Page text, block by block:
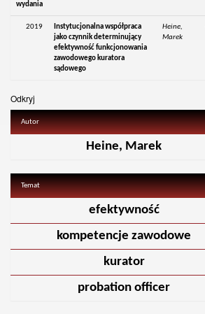
wydania
2019
Instytucjonalna współpraca
jako czynnik determinujący
efektywność funkcjonowania
zawodowego kuratora
sądowego
Heine,
Marek
Odkryj
Autor
Heine, Marek
Temat
efektywność
kompetencje zawodowe
kurator
probation officer